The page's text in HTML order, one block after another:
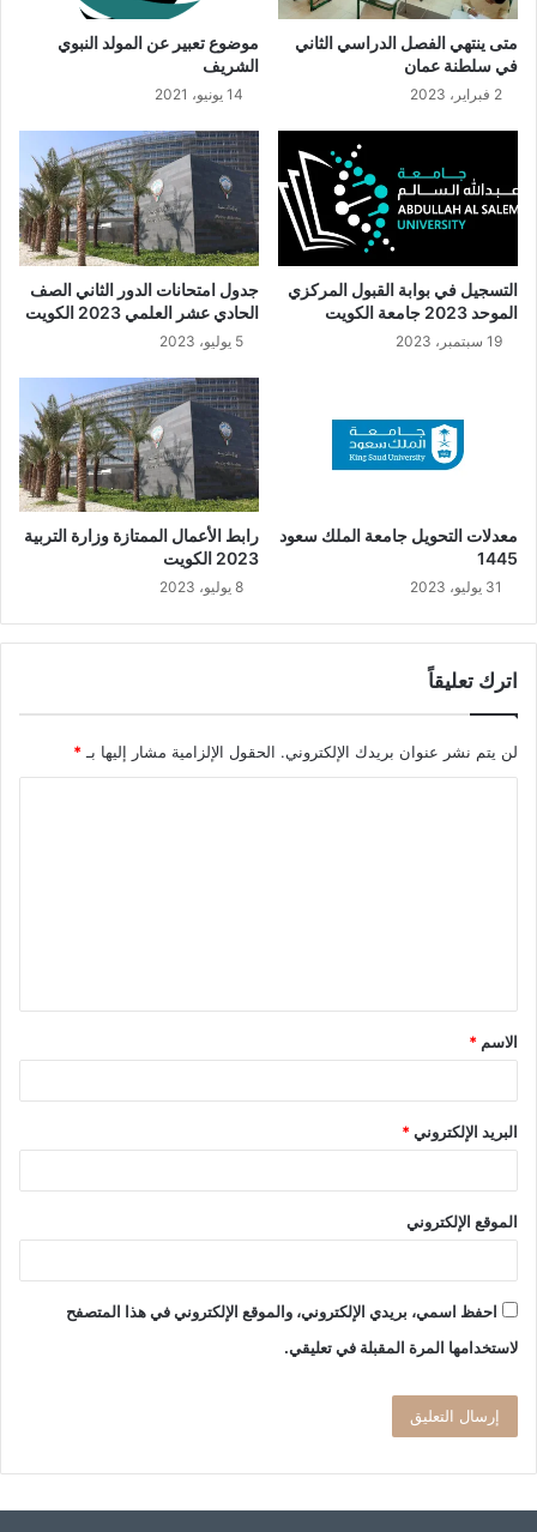
متى ينتهي الفصل الدراسي الثاني
في سلطنة عمان
2 فبراير، 2023
موضوع تعبير عن المولد النبوي
الشريف
14 يونيو، 2021
التسجيل في بوابة القبول المركزي
الموحد 2023 جامعة الكويت
19 سبتمبر، 2023
جدول امتحانات الدور الثاني الصف
الحادي عشر العلمي 2023 الكويت
5 يوليو، 2023
معدلات التحويل جامعة الملك سعود
1445
31 يوليو، 2023
رابط الأعمال الممتازة وزارة التربية
2023 الكويت
8 يوليو، 2023
اترك تعليقاً
لن يتم نشر عنوان بريدك الإلكتروني. الحقول الإلزامية مشار إليها بـ*
ق
*
الاسم *
البريد الإلكتروني*
الموقع الإلكتروني
احفظ اسمي، بريدي الإلكتروني، والموقع الإلكتروني في هذا المتصفح
لاستخدامها المرة المقبلة في تعليقي.